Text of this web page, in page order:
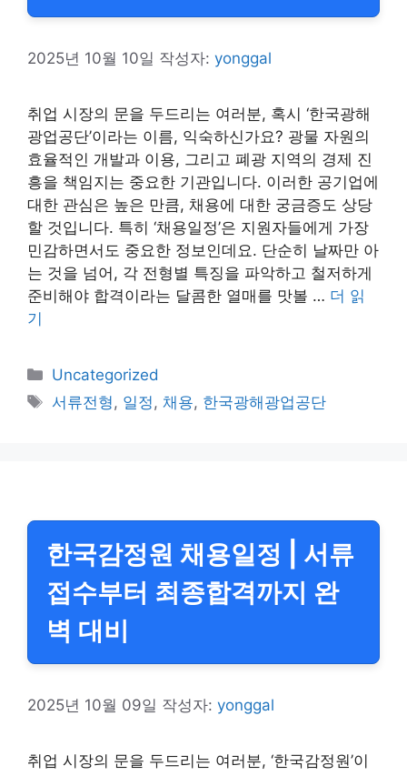
2025년 10월 10일 작성자: yonggal
취업 시장의 문을 두드리는 여러분, 혹시 ‘한국광해
광업공단’이라는 이름, 익숙하신가요? 광물 자원의
효율적인 개발과 이용, 그리고 폐광 지역의 경제 진
흥을 책임지는 중요한 기관입니다. 이러한 공기업에
대한 관심은 높은 만큼, 채용에 대한 궁금증도 상당
할 것입니다. 특히 ‘채용일정’은 지원자들에게 가장
민감하면서도 중요한 정보인데요. 단순히 날짜만 아
는 것을 넘어, 각 전형별 특징을 파악하고 철저하게
준비해야 합격이라는 달콤한 열매를 맛볼 … 더 읽
기
카
테
고
Uncategorized
태
서류전형 , 일정 , 채용, 한국광해광업공단
한국감정원 채용일정 | 서류
접수부터 최종합격까지 완
벽 대비
2025년 10월 09일 작성자: yonggal
취업 시장의 문을 두드리는 여러분, ‘한국감정원’이